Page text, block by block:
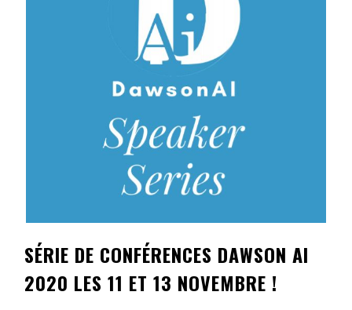
SÉRIE DE CONFÉRENCES DAWSON AI
2020 LES 11 ET 13 NOVEMBRE !
Informations
Outils
Liens
Menu principal
Qui vous êtes